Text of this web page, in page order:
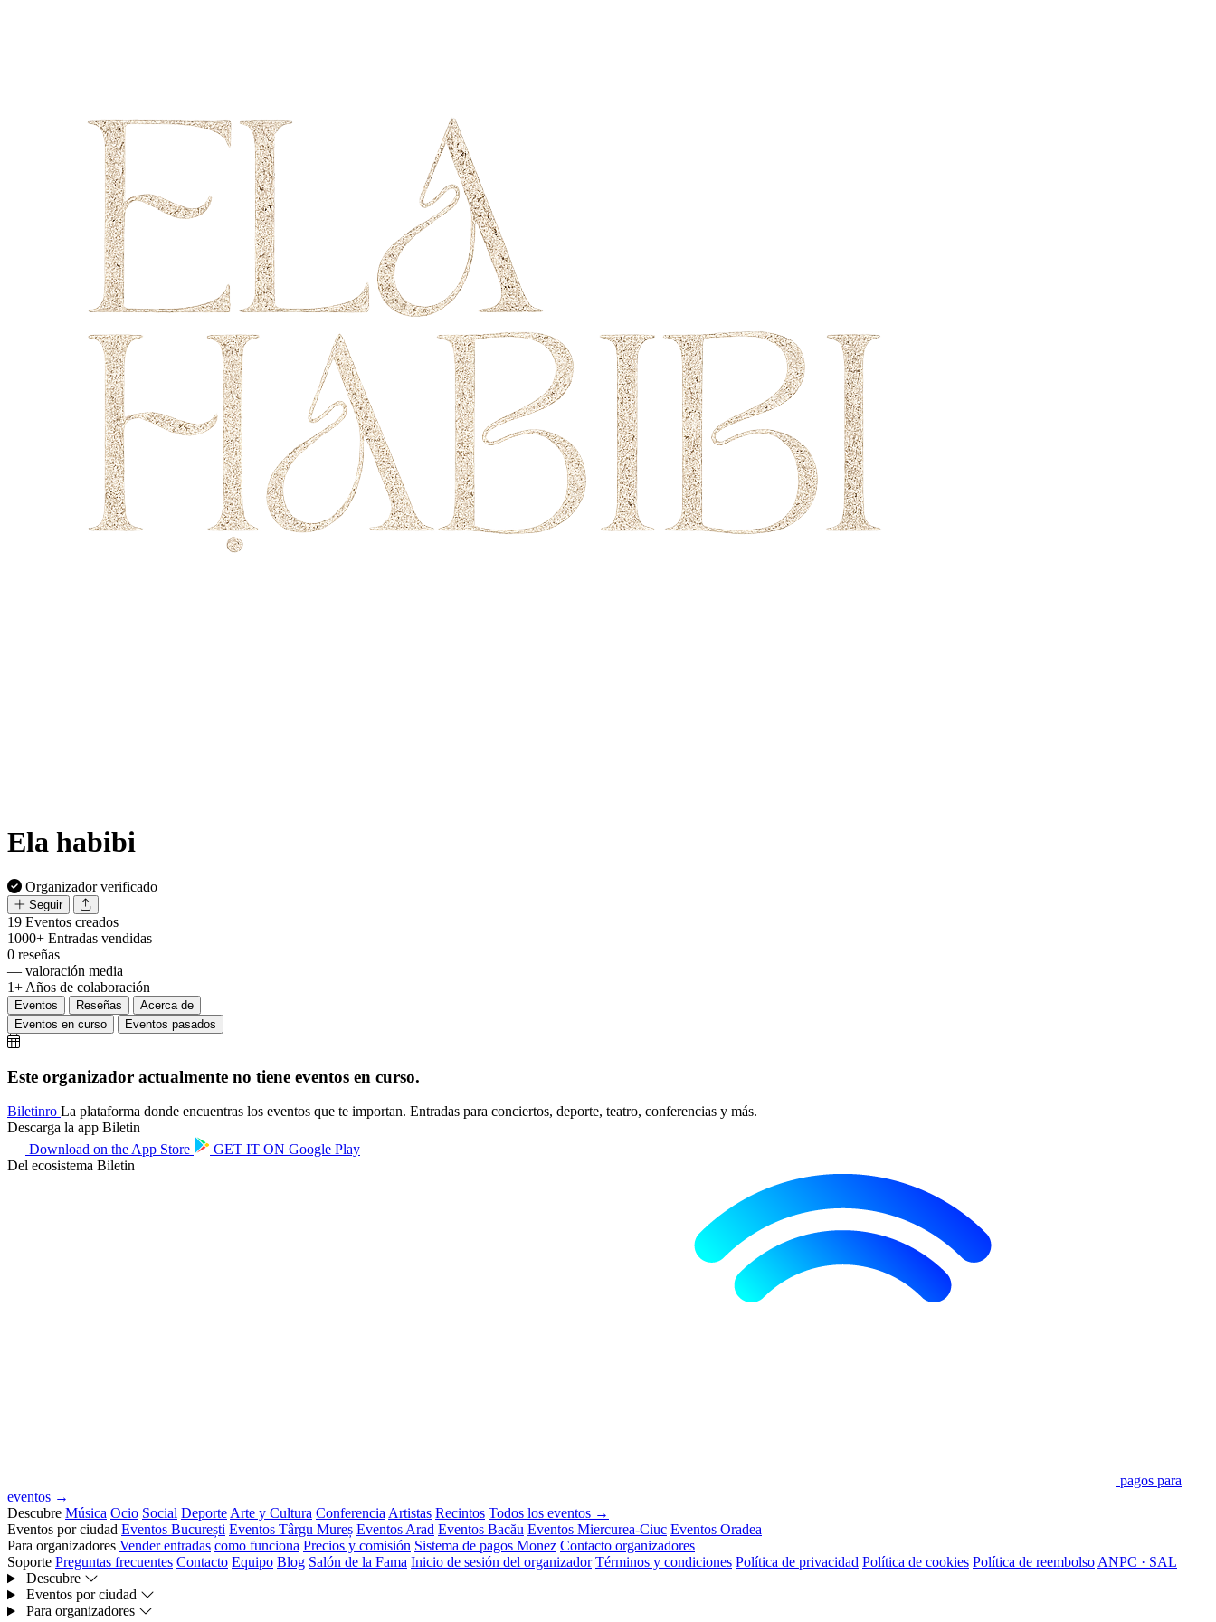
Ela habibi
Organizador verificado
Seguir
19 Eventos creados
1000+ Entradas vendidas
0 reseñas
— valoración media
1+ Años de colaboración
Eventos Reseñas
Acerca de
Eventos en curso
Eventos pasados
Este organizador actualmente no tiene eventos en curso.
Biletinro La plataforma donde encuentras los eventos que te importan. Entradas para conciertos, deporte, teatro, conferencias y más.
Descarga la app Biletin
Download on the App Store GET IT ON Google Play
Del ecosistema Biletin
pagos para
eventos →
Descubre Música Ocio Social Deporte Arte y Cultura Conferencia Artistas Recintos Todos los eventos →
Eventos por ciudad Eventos București Eventos Târgu Mureș Eventos Arad Eventos Bacău Eventos Miercurea-Ciuc Eventos Oradea
Para organizadores Vender entradas como funciona Precios y comisión Sistema de pagos Monez Contacto organizadores
Soporte Preguntas frecuentes Contacto Equipo Blog Salón de la Fama Inicio de sesión del organizador Términos y condiciones Política de privacidad Política de cookies Política de reembolso ANPC · SAL
Descubre
Eventos por ciudad
Para organizadores